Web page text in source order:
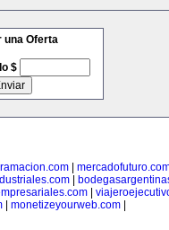
una Oferta
$
|
| monetizeyourweb.com|